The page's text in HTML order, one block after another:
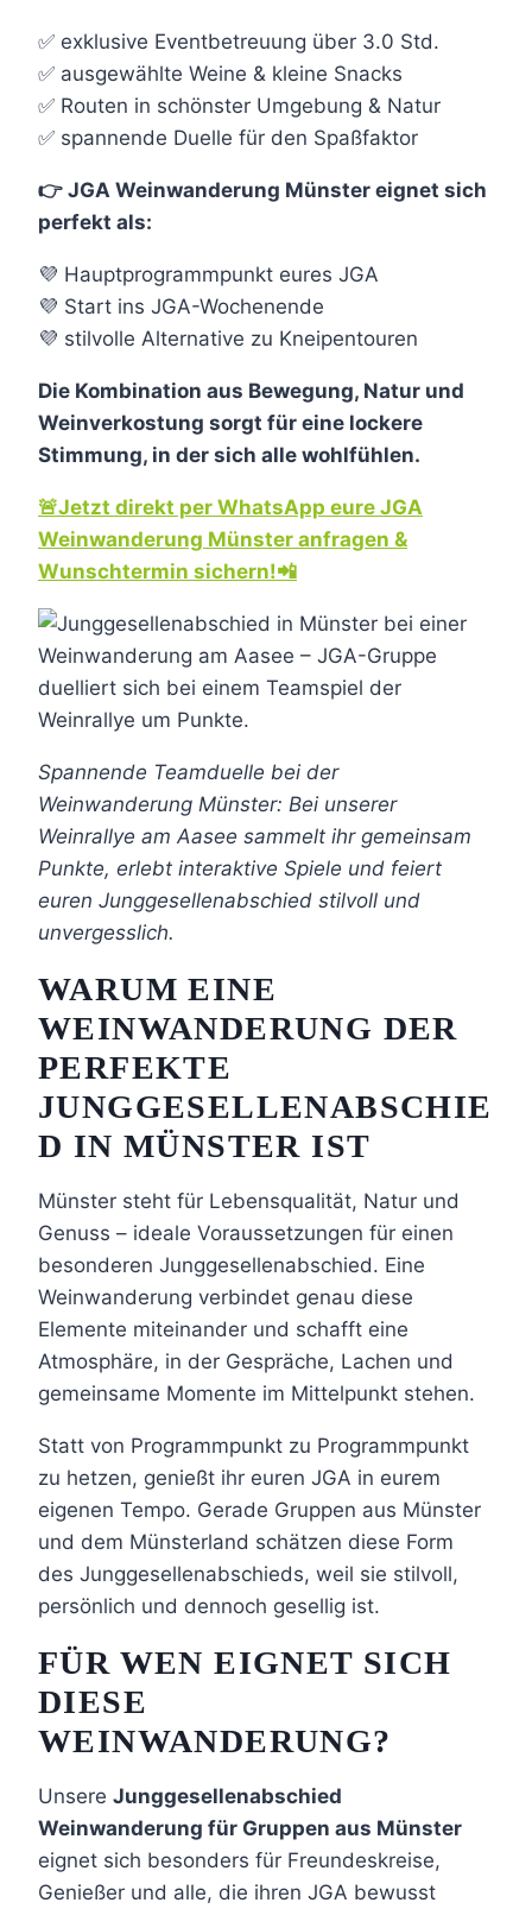
✅ exklusive Eventbetreuung über 3.0 Std.
✅ ausgewählte Weine & kleine Snacks
✅ Routen in schönster Umgebung & Natur
✅ spannende Duelle für den Spaßfaktor
👉 JGA Weinwanderung Münster eignet sich
perfekt als:
💜 Hauptprogrammpunkt eures JGA
💜 Start ins JGA-Wochenende
💜 stilvolle Alternative zu Kneipentouren
Die Kombination aus Bewegung, Natur und
Weinverkostung sorgt für eine lockere
Stimmung, in der sich alle wohlfühlen.
🚨Jetzt direkt per WhatsApp eure JGA
Weinwanderung Münster anfragen &
Wunschtermin sichern!📲
Spannende Teamduelle bei der
Weinwanderung Münster: Bei unserer
Weinrallye am Aasee sammelt ihr gemeinsam
Punkte, erlebt interaktive Spiele und feiert
euren Junggesellenabschied stilvoll und
unvergesslich.
WARUM EINE
WEINWANDERUNG DER
PERFEKTE
JUNGGESELLENABSCHIE
D IN MÜNSTER IST
Münster steht für Lebensqualität, Natur und
Genuss – ideale Voraussetzungen für einen
besonderen Junggesellenabschied. Eine
Weinwanderung verbindet genau diese
Elemente miteinander und schafft eine
Atmosphäre, in der Gespräche, Lachen und
gemeinsame Momente im Mittelpunkt stehen.
Statt von Programmpunkt zu Programmpunkt
zu hetzen, genießt ihr euren JGA in eurem
eigenen Tempo. Gerade Gruppen aus Münster
und dem Münsterland schätzen diese Form
des Junggesellenabschieds, weil sie stilvoll,
persönlich und dennoch gesellig ist.
FÜR WEN EIGNET SICH
DIESE
WEINWANDERUNG?
Unsere Junggesellenabschied
Weinwanderung für Gruppen aus Münster
eignet sich besonders für Freundeskreise,
Genießer und alle, die ihren JGA bewusst